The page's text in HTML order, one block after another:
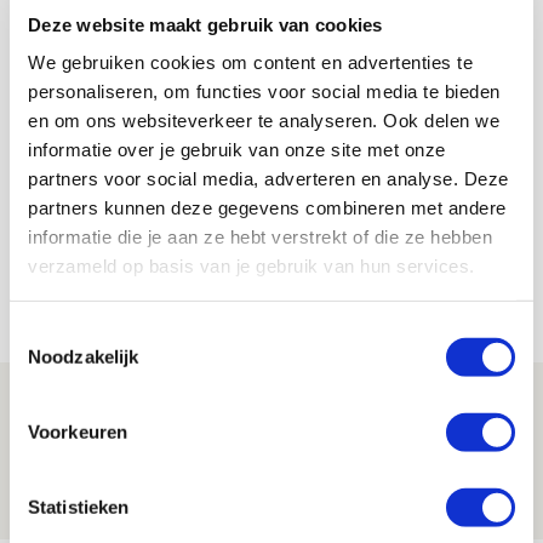
Deze website maakt gebruik van cookies
We gebruiken cookies om content en advertenties te
personaliseren, om functies voor social media te bieden
en om ons websiteverkeer te analyseren. Ook delen we
informatie over je gebruik van onze site met onze
partners voor social media, adverteren en analyse. Deze
partners kunnen deze gegevens combineren met andere
informatie die je aan ze hebt verstrekt of die ze hebben
verzameld op basis van je gebruik van hun services.
Noodzakelijk
Voorkeuren
Statistieken
cadeau!
De Redactie
Bekijk alle berichten van De Redactie
Net binnen //
na rust: ‘De focus nam af’
NIEUWS